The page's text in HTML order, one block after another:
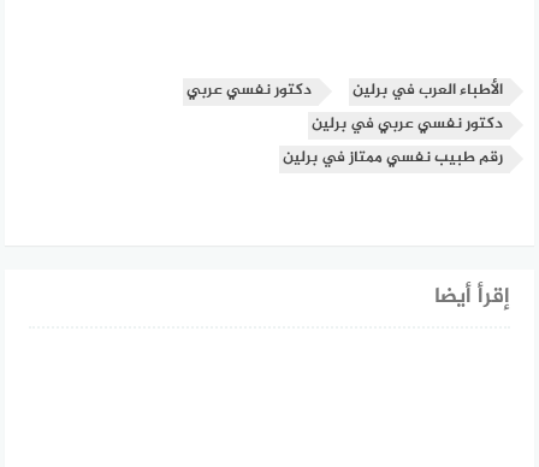
الأطباء العرب في برلين
دكتور نفسي عربي
دكتور نفسي عربي في برلين
رقم طبيب نفسي ممتاز في برلين
إقرأ أيضا